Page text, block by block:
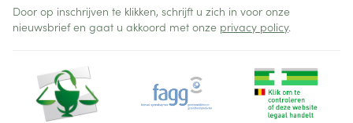
Door op inschrijven te klikken, schrijft u zich in voor onze
nieuwsbrief en gaat u akkoord met onze privacy policy.